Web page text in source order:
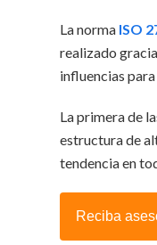
La norma ISO
realizado
influencias
La primera de
estructura de
tendencia en
Reciba